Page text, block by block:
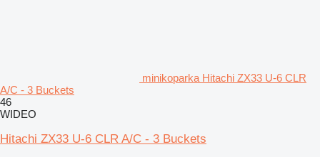
minikoparka Hitachi ZX33 U-6 CLR
A/C - 3 Buckets
46
WIDEO
Hitachi ZX33 U-6 CLR A/C - 3 Buckets